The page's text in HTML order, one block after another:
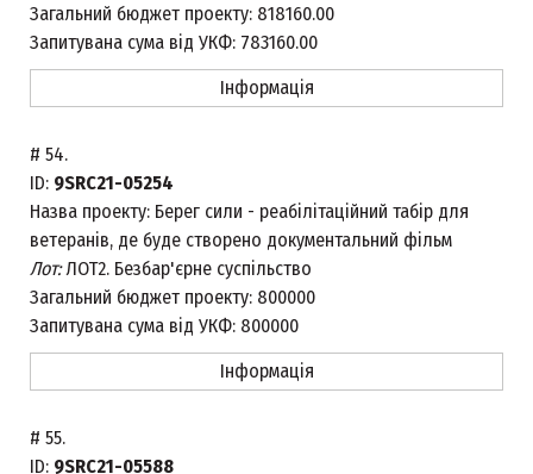
Загальний бюджет проекту: 818160.00
Запитувана сума від УКФ: 783160.00
Інформація
# 54.
ID: 9SRC21-05254
Назва проекту: Берег сили - реабілітаційний табір для
ветеранів, де буде створено документальний фільм
Лот:ЛОТ2. Безбар'єрне суспільство
Загальний бюджет проекту: 800000
Запитувана сума від УКФ: 800000
Інформація
# 55.
ID: 9SRC21-05588